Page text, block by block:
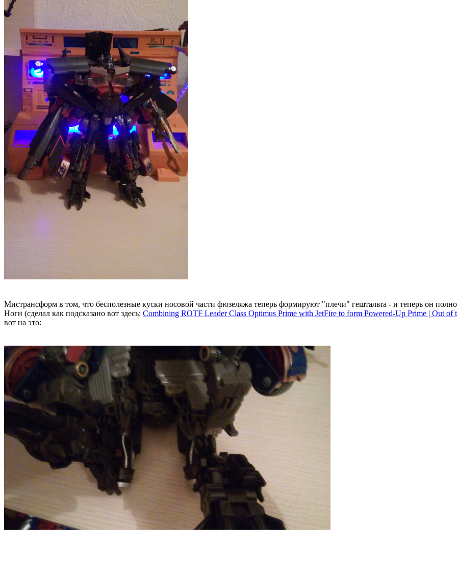
Мистрансформ в том, что бесполезные куски носовой части фюзеляжа теперь формируют "плечи" гештальта - и теперь он
Ноги (сделал как подсказано вот здесь: Combining ROTF Leader Class Optimus Prime with JetFire to form Powered-Up Prime | Out of
вот на это: